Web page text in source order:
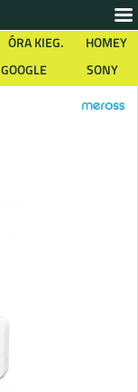
ÓRA KIEG.
HOMEY
GOOGLE SONY